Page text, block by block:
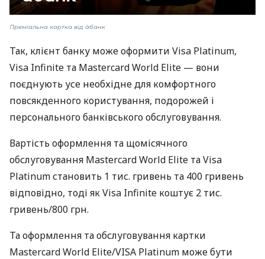
Преміальна картка від àбанк
Так, клієнт банку може оформити Visa Platinum,
Visa Infinite та Mastercard World Elite — вони
поєднують усе необхідне для комфортного
повсякденного користування, подорожей і
персонального банківського обслуговування.
Вартість оформлення та щомісячного
обслуговування Mastercard World Elite та Visa
Platinum становить 1 тис. гривень та 400 гривень
відповідно, тоді як Visa Infinite коштує 2 тис.
гривень/800 грн.
Та оформлення та обслуговування картки
Mastercard World Elite/VISA Platinum може бути